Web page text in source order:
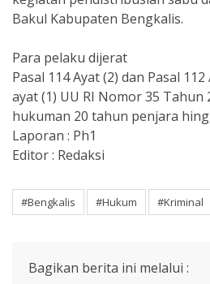
Bakul Kabupaten Bengkalis.
Para pelaku dijerat
Pasal 114 Ayat (2) dan Pasal 112
ayat (1) UU RI Nomor 35 Tahun
hukuman 20 tahun penjara
Laporan : Ph1
Editor : Redaksi
#Bengkalis #Hukum #Kriminal
Bagikan berita ini melalui :